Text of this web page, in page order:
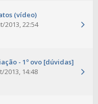
(vídeo)
2013, 22:54
- 1º ovo [dúvidas]
14:48